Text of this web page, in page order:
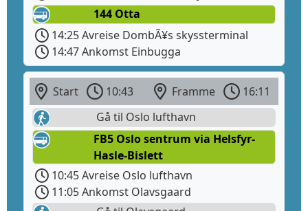
144 Otta
14:25 Avreise DombÃ¥s skyssterminal
14:47 Ankomst Einbugga
Start 10:43 Framme
16:11
Gå til Oslo lufthavn
FB5 Oslo sentrum via Helsfyr-
Hasle-Bislett
10:45 Avreise Oslo lufthavn
11:05 Ankomst Olavsgaard